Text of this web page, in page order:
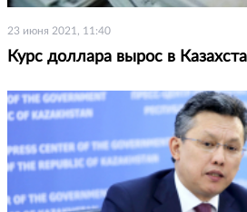
23 июня 2021, 11:40
Курс доллара вырос в